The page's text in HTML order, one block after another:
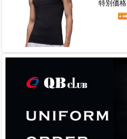
特別価格